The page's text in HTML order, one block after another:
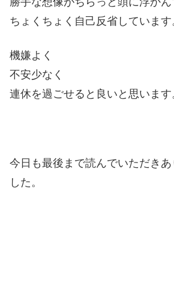
ちょくちょく自己反省しています
機嫌よく
不安少なく
連休を過ごせると良いと思います
今日も最後まで読んでいただきあ
した。